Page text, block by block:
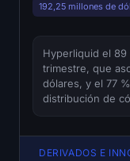
192,25 millones de
Hyperliquid el
trimestre, que
dólares, y el 77
distribución de
DERIVADOS E